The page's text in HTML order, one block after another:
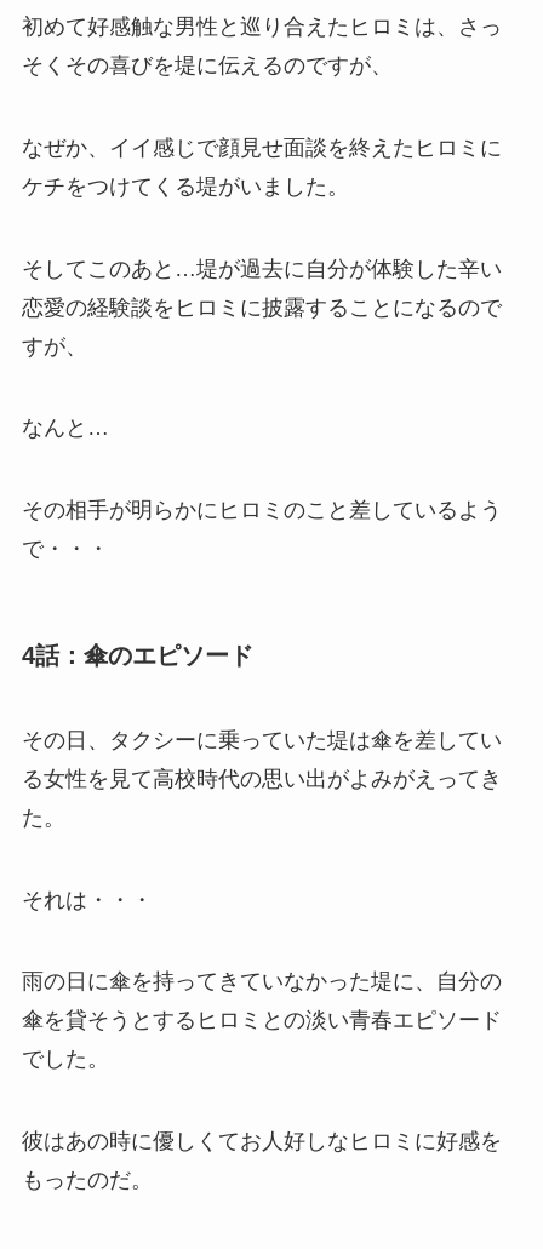
初めて好感触な男性と巡り合えたヒロミは、さっ
そくその喜びを堤に伝えるのですが、
なぜか、イイ感じで顔見せ面談を終えたヒロミに
ケチをつけてくる堤がいました。
そしてこのあと…堤が過去に自分が体験した辛い
恋愛の経験談をヒロミに披露することになるので
すが、
なんと…
その相手が明らかにヒロミのこと差しているよう
で・・・
4話：傘のエピソード
その日、タクシーに乗っていた堤は傘を差してい
る女性を見て高校時代の思い出がよみがえってき
た。
それは・・・
雨の日に傘を持ってきていなかった堤に、自分の
傘を貸そうとするヒロミとの淡い青春エピソード
でした。
彼はあの時に優しくてお人好しなヒロミに好感を
もったのだ。